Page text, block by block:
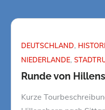
DEUTSCHLAND
NIEDERLANDE
Runde von
Kurze